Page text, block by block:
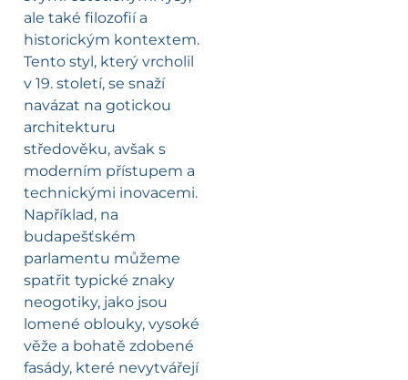
ale také filozofií a
historickým kontextem.
Tento styl, který vrcholil
v 19. století, se snaží
navázat na gotickou
architekturu
středověku, avšak s
moderním přístupem a
technickými inovacemi.
Například, na
budapešťském
parlamentu můžeme
spatřit typické znaky
neogotiky, jako jsou
lomené oblouky, vysoké
věže a bohatě zdobené
fasády, které nevytvářejí